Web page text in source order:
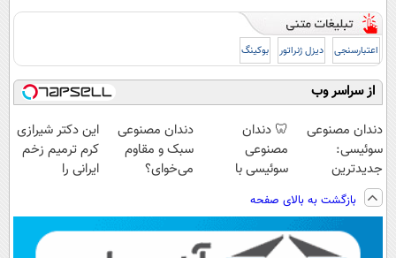
اعتبارسنجی دیزل ژنراتور بوکینگ
از سراسر وب
دندان مصنوعی
سوئیسی:
جدیدترین
فناوری اروپا،
سبک و مقاوم |
پرداخت قسطی
🦷 دندان
مصنوعی
سوئیسی با
دیجیتال |
پرداخت در 4
قسط |📍 تهران
دندان مصنوعی
سبک و مقاوم
می‌خوای؟
📍تهران
این دکتر شیرازی
کرم ترمیم زخم
ایرانی را
بازگشت به بالای صفحه